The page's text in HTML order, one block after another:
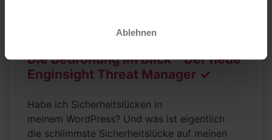
Ablehnen
Die Bedrohung im Blick – Der neue
Enginsight Threat Manager ✓
Habe ich Sicherheitslücken in
meinem WordPress? Und was ist eigentlich
die schlimmste Sicherheitslücke auf meinen